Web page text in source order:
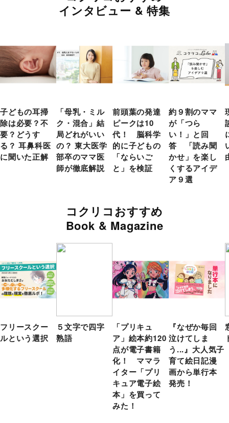
インタビュー & 特集
子どもの耳掃
除は必要？不
要？どうす
る？ 耳鼻科医
に聞いた正解
「母乳・ミル
ク・混合」結
局どれがいい
の？ 東大医学
部卒のママ医
師が徹底解説
前頭葉の発達
ピークは10
代！ 脳科学
的に子どもの
「ならいご
と」を検証
約９割のママ
が「つら
い！」と回
答 「読み聞
かせ」を楽し
くするアイデ
ア９選
コクリコおすすめ
Book & Magazine
フリースクー
ルという選択
５文字で四字
熟語
「プリキュ
ア」絵本約120
点が電子書籍
化！ ママラ
イター「プリ
キュア電子絵
本」を買って
みた！
『なぜか毎回
泣けてしま
う...』大人気子
育て絵日記漫
画から単行本
発売！